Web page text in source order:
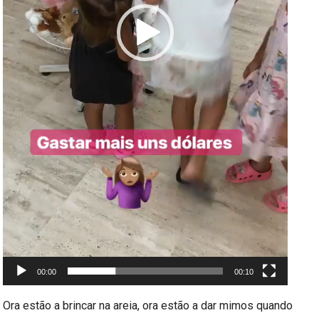
00:00 00:10
Ora estão a brincar na areia, ora estão a dar mimos quando